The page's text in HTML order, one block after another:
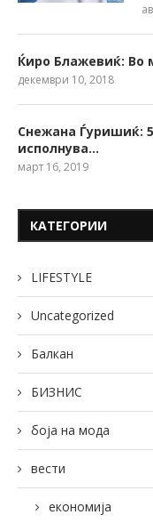
Ќиро Блажевиќ: Во
декември 10, 2018
Снежана Ѓуришиќ:
исполнува…
март 16, 2019
КАТЕГОРИИ
LIFESTYLE
Uncategorized
Балкан
БИЗНИС
боја на мода
вести
економија